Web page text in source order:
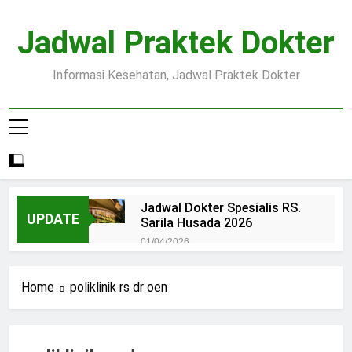
content
Jadwal Praktek Dokter
Informasi Kesehatan, Jadwal Praktek Dokter
UPDATE
Jadwal Dokter Spesialis RS.
Sarila Husada 2026
01/04/2026
15/07/2025
Pendaftaran Pasien BPJS
Home poliklinik rs dr oen